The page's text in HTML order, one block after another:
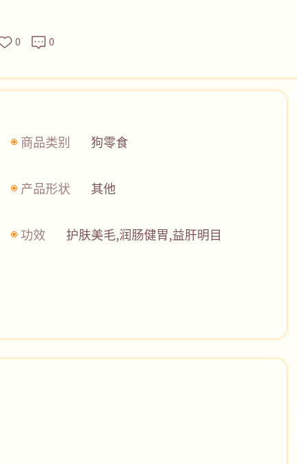
0 0
商品类别 狗零食
产品形状 其他
功效 护肤美毛,润肠健胃,益肝明目